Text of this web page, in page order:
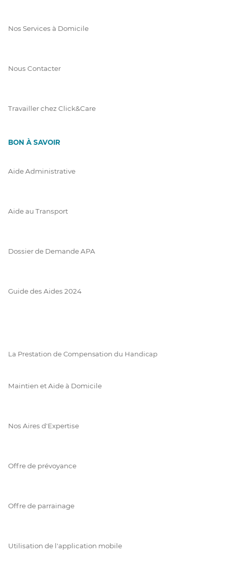
Nos Services à Domicile
Nous Contacter
Travailler chez Click&Care
BON À SAVOIR
Aide Administrative
Aide au Transport
Dossier de Demande APA
Guide des Aides 2024
La Prestation de Compensation du Handicap
Maintien et Aide à Domicile
Nos Aires d'Expertise
Offre de prévoyance
Offre de parrainage
Utilisation de l'application mobile